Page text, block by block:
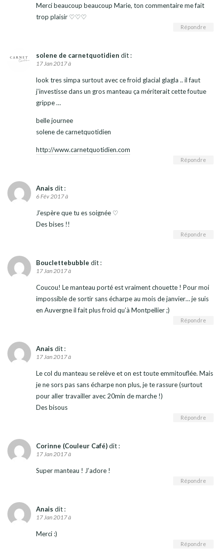
Merci beaucoup beaucoup Marie, ton commentaire me fait
trop plaisir ♡♡♡
Répondre
solene de carnetquotidien dit :
17 Jan 2017 à
look tres simpa surtout avec ce froid glacial glagla .. il faut
j’investisse dans un gros manteau ça mériterait cette foutue
grippe …
belle journee
solene de carnetquotidien
http://www.carnetquotidien.com
Répondre
Anais dit :
6 Fév 2017 à
J’espère que tu es soignée ♡
Des bises !!
Répondre
Bouclettebubble dit :
17 Jan 2017 à
Coucou! Le manteau porté est vraiment chouette ! Pour moi
impossible de sortir sans écharpe au mois de janvier… je suis
en Auvergne il fait plus froid qu’à Montpellier ;)
Répondre
Anais dit :
17 Jan 2017 à
Le col du manteau se relève et on est toute emmitouflée. Mais
je ne sors pas sans écharpe non plus, je te rassure (surtout
pour aller travailler avec 20min de marche !)
Des bisous
Répondre
Corinne (Couleur Café)dit :
17 Jan 2017 à
Super manteau ! J’adore !
Répondre
Anais dit :
17 Jan 2017 à
Merci :)
Répondre